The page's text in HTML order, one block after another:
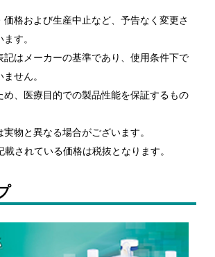
価格および生産中止など、予告なく変更さ
す。
記はメーカーの基準であり、使用条件下で
せん。
め、医療目的での製品性能を保証するもの
物と異なる場合がございます。
載されている価格は税抜となります。